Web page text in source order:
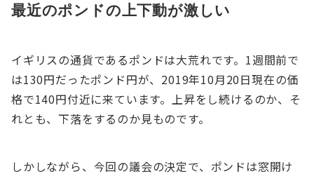
最近のポンドの上下動が激しい
イギリスの通貨であるポンドは大荒れです。1週間前で
は130円だったポンド円が、2019年10月20日現在の価
格で140円付近に来ています。上昇をし続けるのか、そ
れとも、下落をするのか見ものです。
しかしながら、今回の議会の決定で、ポンドは窓開け